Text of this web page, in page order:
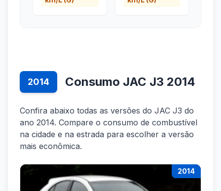
2014 Consumo JAC J3 2014
Confira abaixo todas as versões do JAC J3 do
ano 2014. Compare o consumo de combustível
na cidade e na estrada para escolher a versão
mais econômica.
2014